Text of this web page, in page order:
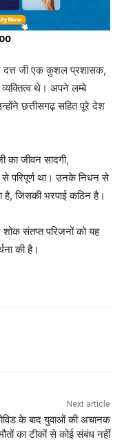
दत्त जी एक कुशल प्रशासक,
व्यक्तित्व थे। अपने लम्बे
छत्तीसगढ़ सहित पूरे देश
का जीवन सादगी,
से परिपूर्ण था। उनके निधन से
है, जिसकी भरपाई कठिन है।
संतप्त परिजनों को यह
की है।
Next article
के बाद युवाओं की अचानक
का टीकों से कोई संबंध नहीं